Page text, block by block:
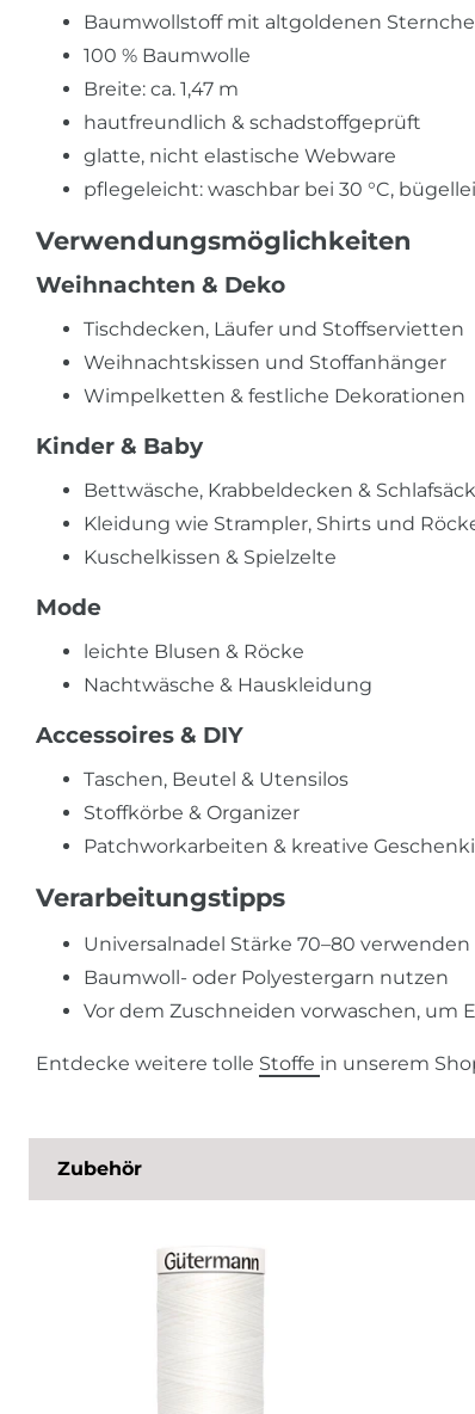
Baumwollstoff mit altgoldenen
100 % Baumwolle
Breite: ca. 1,47 m
hautfreundlich & schadstoffgeprüft
glatte, nicht elastische Webware
pflegeleicht: waschbar bei 30 °C,
Verwendungsmöglichkeiten
Weihnachten & Deko
Tischdecken, Läufer und Stoffservietten
Weihnachtskissen und Stoffanhänger
Wimpelketten & festliche Dekorationen
Kinder & Baby
Bettwäsche, Krabbeldecken &
Kleidung wie Strampler, Shirts und
Kuschelkissen & Spielzelte
Mode
leichte Blusen & Röcke
Nachtwäsche & Hauskleidung
Accessoires & DIY
Taschen, Beutel & Utensilos
Stoffkörbe & Organizer
Patchworkarbeiten & kreative
Verarbeitungstipps
Universalnadel Stärke 70–80 verwenden
Baumwoll- oder Polyestergarn nutzen
Vor dem Zuschneiden vorwaschen, um
Entdecke weitere tolle Stoffe in unserem
Zubehör